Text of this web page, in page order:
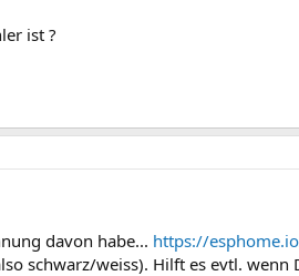
ist ?
davon habe... https://
schwarz/weiss). Hilft es evtl. wenn